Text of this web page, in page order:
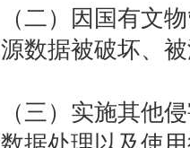
（二）因国有文
源数据被破坏、
（三）实施其他